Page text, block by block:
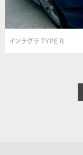
インテグラ TYPE R